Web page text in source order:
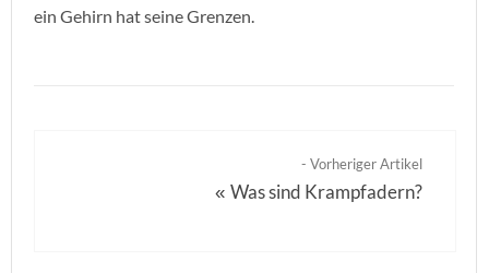
ein Gehirn hat seine Grenzen.
- Vorheriger Artikel
«Was sind Krampfadern?